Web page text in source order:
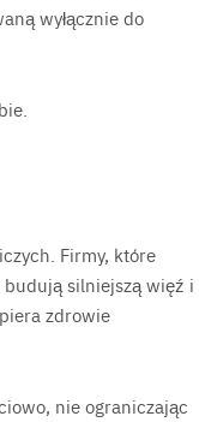
wyłącznie do
Firmy, które
silniejszą więź i
zdrowie
nie ograniczając